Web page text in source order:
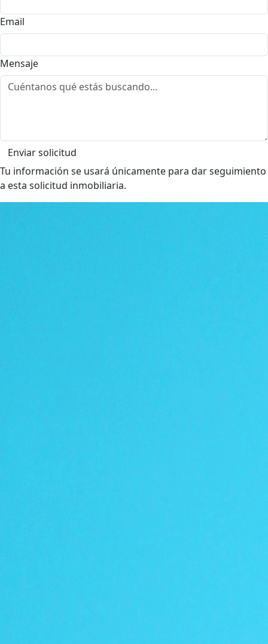
Email
Mensaje
Enviar solicitud
Tu información se usará únicamente para dar seguimiento
a esta solicitud inmobiliaria.